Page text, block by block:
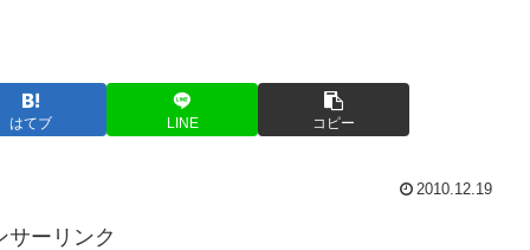
はてブ LINE コピー
2010.12.19
サーリンク